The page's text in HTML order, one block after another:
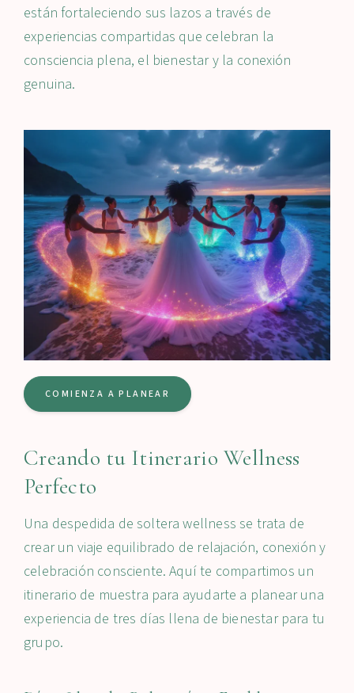
están fortaleciendo sus lazos a través de
experiencias compartidas que celebran la
consciencia plena, el bienestar y la conexión
genuina.
COMIENZA A PLANEAR
Creando tu Itinerario Wellness
Perfecto
Una despedida de soltera wellness se trata de
crear un viaje equilibrado de relajación, conexión y
celebración consciente. Aquí te compartimos un
itinerario de muestra para ayudarte a planear una
experiencia de tres días llena de bienestar para tu
grupo.